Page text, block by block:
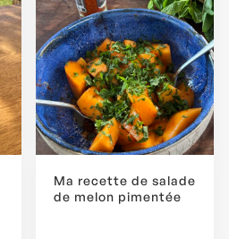
Ma recette de salade
de melon pimentée